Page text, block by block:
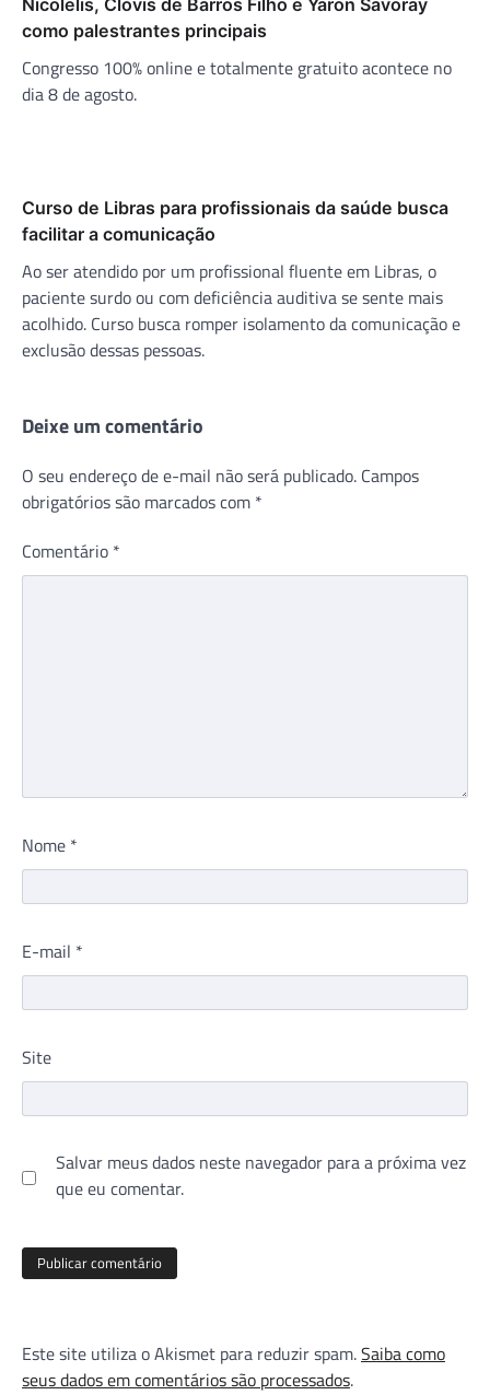
como palestrantes principais
Congresso 100% online e totalmente gratuito acontece no
dia 8 de agosto.
Curso de Libras para profissionais da saúde busca
facilitar a comunicação
Ao ser atendido por um profissional fluente em Libras, o
paciente surdo ou com deficiência auditiva se sente mais
acolhido. Curso busca romper isolamento da comunicação e
exclusão dessas pessoas.
Deixe um comentário
O seu endereço de e-mail não será publicado. Campos
obrigatórios são marcados com *
Comentário *
Nome *
E-mail *
Site
Salvar meus dados neste navegador para a próxima vez
que eu comentar.
Este site utiliza o Akismet para reduzir spam.Saiba como
seus dados em comentários são processados.